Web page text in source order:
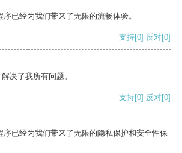
已经为我们带来了无限的流畅体验。
支持[0] 反对[0]
决了我所有问题。
支持[0] 反对[0]
序已经为我们带来了无限的隐私保护和安全性保